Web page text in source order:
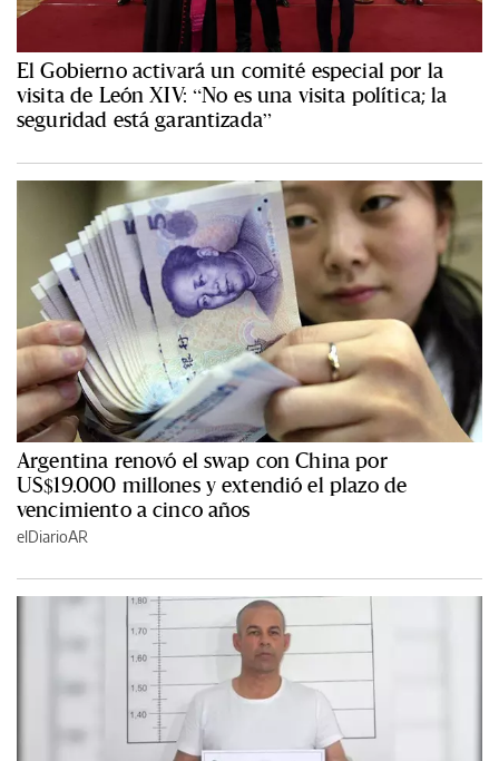
El Gobierno activará un comité especial por la
visita de León XIV: “No es una visita política; la
seguridad está garantizada”
Argentina renovó el swap con China por
US$19.000 millones y extendió el plazo de
vencimiento a cinco años
elDiarioAR